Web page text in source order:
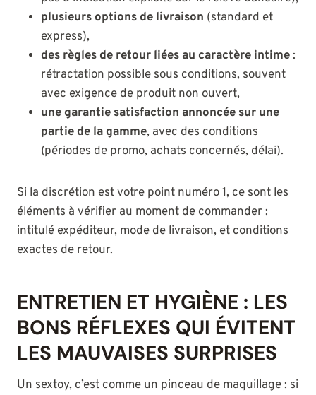
plusieurs options de livraison (standard et
express),
des règles de retour liées au caractère intime:
rétractation possible sous conditions, souvent
avec exigence de produit non ouvert,
une garantie satisfaction annoncée sur une
partie de la gamme, avec des conditions
(périodes de promo, achats concernés, délai).
Si la discrétion est votre point numéro 1, ce sont les
éléments à vérifier au moment de commander :
intitulé expéditeur, mode de livraison, et conditions
exactes de retour.
ENTRETIEN ET HYGIÈNE : LES
BONS RÉFLEXES QUI ÉVITENT
LES MAUVAISES SURPRISES
Un sextoy, c’est comme un pinceau de maquillage : si